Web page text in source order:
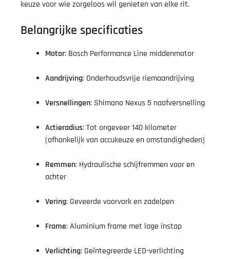
keuze voor wie zorgeloos wil genieten van elke rit.
Belangrijke specificaties
Motor: Bosch Performance Line middenmotor
Aandrijving: Onderhoudsvrije riemaandrijving
Versnellingen: Shimano Nexus 5 naafversnelling
Actieradius: Tot ongeveer 140 kilometer
(afhankelijk van accukeuze en omstandigheden)
Remmen: Hydraulische schijfremmen voor en
achter
Vering: Geveerde voorvork en zadelpen
Frame: Aluminium frame met lage instap
Verlichting: Geïntegreerde LED-verlichting